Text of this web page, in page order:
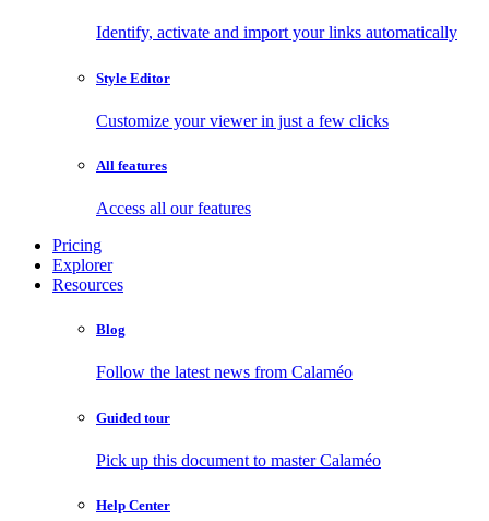
Identify, activate and import your links automatically
Style Editor
Customize your viewer in just a few clicks
All features
Access all our features
Pricing
Explorer
Resources
Blog
Follow the latest news from Calaméo
Guided tour
Pick up this document to master Calaméo
Help Center